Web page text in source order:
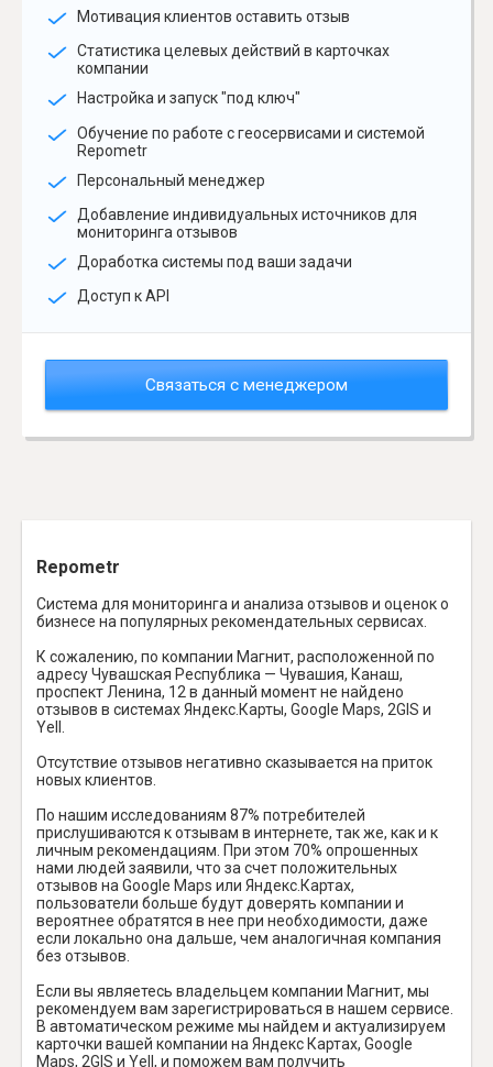
Мотивация клиентов оставить отзыв
Статистика целевых действий в карточках
компании
Настройка и запуск "под ключ"
Обучение по работе с геосервисами и системой
Repometr
Персональный менеджер
Добавление индивидуальных источников для
мониторинга отзывов
Доработка системы под ваши задачи
Доступ к API
Связаться с менеджером
Repometr
Система для мониторинга и анализа отзывов и оценок о
бизнесе на популярных рекомендательных сервисах.
К сожалению, по компании Магнит, расположенной по
адресу Чувашская Республика — Чувашия, Канаш,
проспект Ленина, 12 в данный момент не найдено
отзывов в системах Яндекс.Карты, Google Maps, 2GIS и
Yell.
Отсутствие отзывов негативно сказывается на приток
новых клиентов.
По нашим исследованиям 87% потребителей
прислушиваются к отзывам в интернете, так же, как и к
личным рекомендациям. При этом 70% опрошенных
нами людей заявили, что за счет положительных
отзывов на Google Maps или Яндекс.Картах,
пользователи больше будут доверять компании и
вероятнее обратятся в нее при необходимости, даже
если локально она дальше, чем аналогичная компания
без отзывов.
Если вы являетесь владельцем компании Магнит, мы
рекомендуем вам зарегистрироваться в нашем сервисе.
В автоматическом режиме мы найдем и актуализируем
карточки вашей компании на Яндекс Картах, Google
Maps, 2GIS и Yell, и поможем вам получить